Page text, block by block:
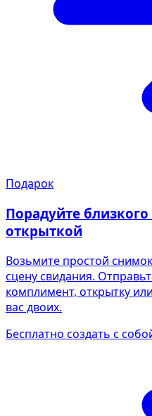
Подарок
Порадуйте
открыткой
Возьмите простой
сцену свидания.
комплимент, открытку
вас двоих.
Бесплатно создать с